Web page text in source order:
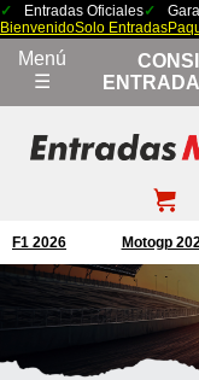
Entradas Oficiales
BienvenidoSolo Entradas
Menú
☰
F1 2026 Motogp